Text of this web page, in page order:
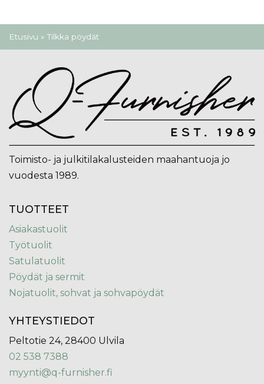
Olet täällä
Etusivu » Tilkka pöydät
Toimisto- ja julkitilakalusteiden maahantuoja jo
vuodesta 1989.
TUOTTEET
Asiakastuolit
Työtuolit
Satulatuolit
Pöydät ja sermit
Nojatuolit, sohvat ja sohvapöydät
YHTEYSTIEDOT
Peltotie 24, 28400 Ulvila
02 538 7388
myynti@q-furnisher.fi